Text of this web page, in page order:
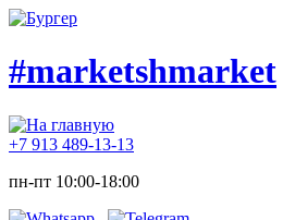
#marketshmarket
+7 913 489-13-13
пн-пт 10:00-18:00